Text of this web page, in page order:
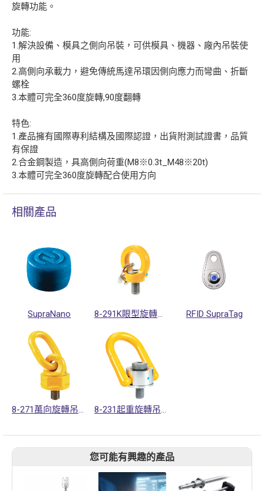
旋轉功能。
功能:
1.解決設備、模具之側向吊裝，可供模具、機器、廠內吊裝使
用
2.高側向承載力，避免傳統馬達吊環因側向應力而彎曲、折斷
螺栓
3.本體可完全360度旋轉,90度翻轉
特色:
1.產品擁有國際專利結構及國際認證，出貨附測試證書，品質
有保證
2.合金鋼製造，具高側向荷重(M8※0.3t_M48※20t)
3.本體可完全360度旋轉配合使用方向
相關產品
SupraNano 8-291K眼型旋轉吊環 RFID SupraTag
8-271萬向旋轉吊環 8-231起重旋轉吊環
您可能有興趣的產品